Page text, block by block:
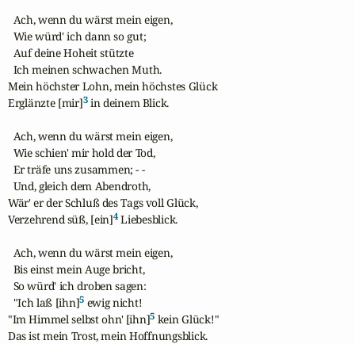
  Ach, wenn du wärst mein eigen,
  Wie würd' ich dann so gut;
  Auf deine Hoheit stützte
  Ich meinen schwachen Muth.
Mein höchster Lohn, mein höchstes Glück
Erglänzte [mir]3 in deinem Blick.
  Ach, wenn du wärst mein eigen,
  Wie schien' mir hold der Tod,
  Er träfe uns zusammen; - -
  Und, gleich dem Abendroth,
Wär' er der Schluß des Tags voll Glück,
Verzehrend süß, [ein]4 Liebesblick.
  Ach, wenn du wärst mein eigen,
  Bis einst mein Auge bricht,
  So würd' ich droben sagen:
  "Ich laß [ihn]
5 ewig nicht!
"Im Himmel selbst ohn' [ihn]5 kein Glück!"
Das ist mein Trost, mein Hoffnungsblick.